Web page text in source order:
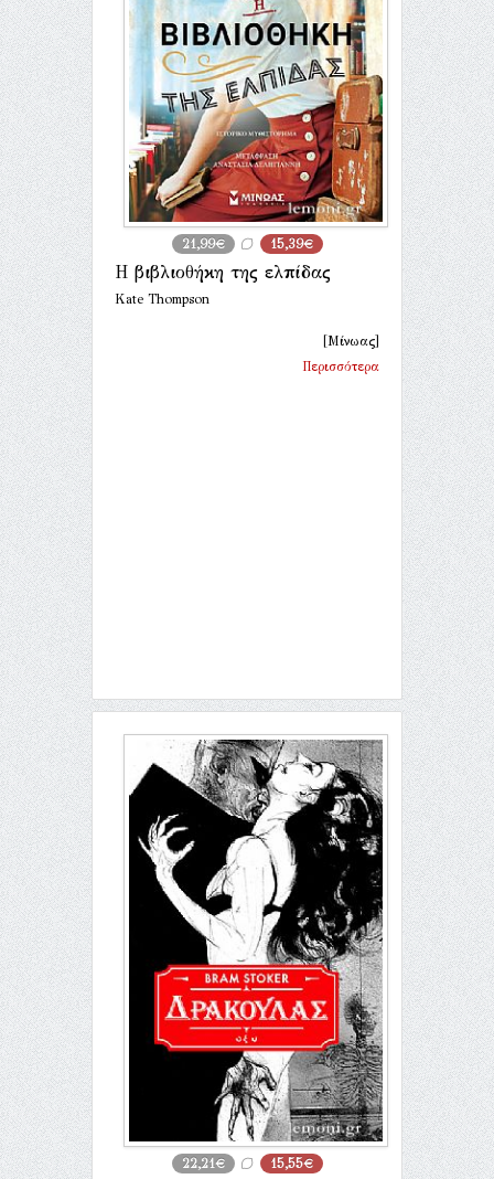
21,99€ 15,39€
Η βιβλιοθήκη της ελπίδας
Kate Thompson
[Μίνωας]
Περισσότερα
22,21€ 15,55€